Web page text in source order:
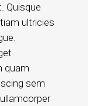
Quisque
ultricies
quam
sem